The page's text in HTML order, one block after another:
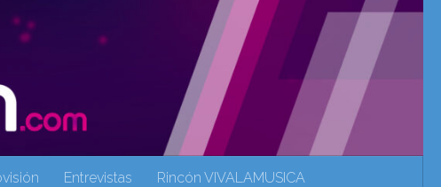
Entrevistas Rincón VIVALAMUSICA